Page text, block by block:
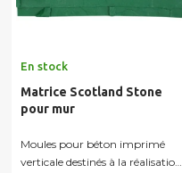
En stock
Matrice Scotland Stone
pour mur
Moules pour béton imprimé
verticale destinés à la réalisation